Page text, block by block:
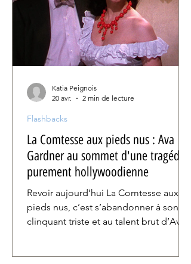
La Comtesse aux pieds nus : Ava
Gardner au sommet d'une tragédie
purement hollywoodienne
Revoir aujourd’hui La Comtesse aux
pieds nus, c’est s’abandonner à son
clinquant triste et au talent brut d’Ava
Flashbacks
Katia Peignois
20 avr.
2 min de lecture